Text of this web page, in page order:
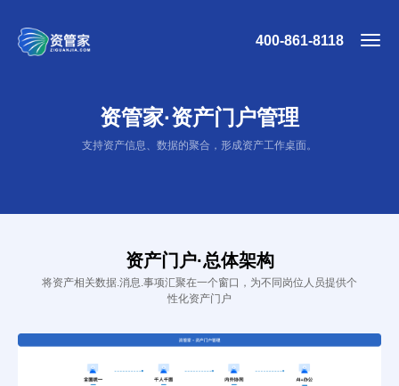
400-861-8118
资管家·资产门户管理
支持资产信息、数据的聚合，形成资产工作桌面。
资产门户·总体架构
将资产相关数据.消息.事项汇聚在一个窗口，为不同岗位人员提供个
性化资产门户